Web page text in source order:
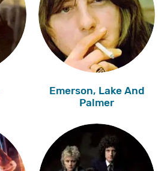
Emerson, Lake And
Palmer